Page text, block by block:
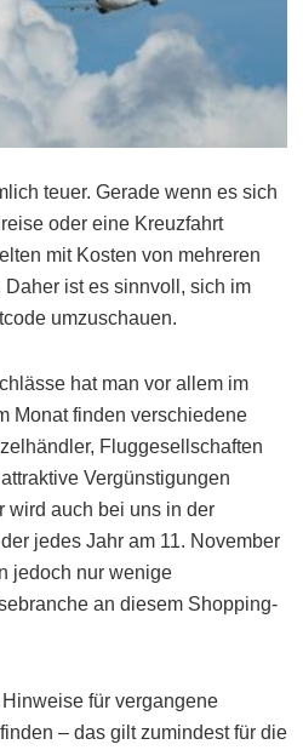
teuer. Gerade wenn es sich
oder eine Kreuzfahrt
mit Kosten von mehreren
ist es sinnvoll, sich im
umzuschauen.
hat man vor allem im
Monat finden verschiedene
Fluggesellschaften
Vergünstigungen
wird auch bei uns in der
jedes Jahr am 11. November
jedoch nur wenige
an diesem Shopping-
für vergangene
– das gilt zumindest für die